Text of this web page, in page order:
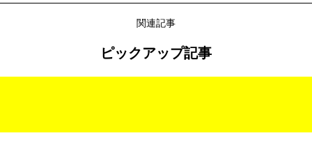
関連記事
ピックアップ記事